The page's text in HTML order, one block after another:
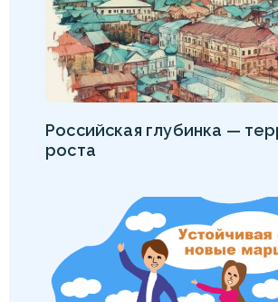
Российская глубинка —
роста